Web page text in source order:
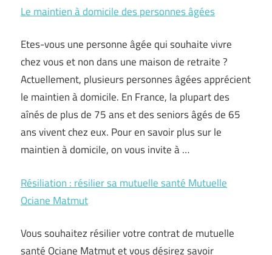
Le maintien à domicile des personnes âgées
Etes-vous une personne âgée qui souhaite vivre
chez vous et non dans une maison de retraite ?
Actuellement, plusieurs personnes âgées apprécient
le maintien à domicile. En France, la plupart des
aînés de plus de 75 ans et des seniors âgés de 65
ans vivent chez eux. Pour en savoir plus sur le
maintien à domicile, on vous invite à …
Résiliation : résilier sa mutuelle santé Mutuelle
Ociane Matmut
Vous souhaitez résilier votre contrat de mutuelle
santé Ociane Matmut et vous désirez savoir